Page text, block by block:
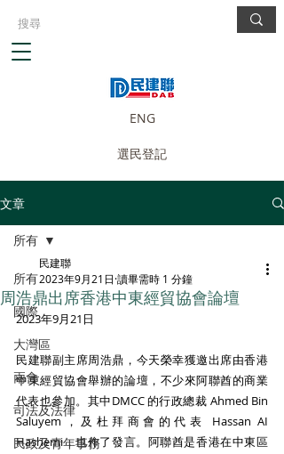
ENG
選民登記
文章
所有
國際
大灣區
兩會
司法及法律
民政及青年事務
所有
周浩鼎出席香港中東經貿協會論壇
民建聯
2023年9月21日 讀畢需時 1 分鐘
2023年9月21日
民建聯副主席周浩鼎，今天榮幸獲邀出席由香港
中東經貿協會舉辦的論壇，不少來阿聯酋的商業
代表也參加。其中DMCC 的行政總裁 Ahmed Bin
Saluyem，及杜拜商會的代表 Hassan AI
Hashemi，也作了發言。阿聯酋是香港在中東區